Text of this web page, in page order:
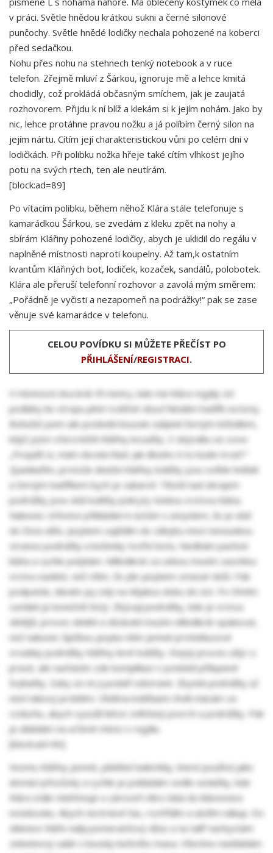
v práci. Světle hnědou krátkou sukni a černé silonové
punčochy. Světle hnědé lodičky nechala pohozené na koberci
před sedačkou.
Nohu přes nohu na stehnech tenký notebook a v ruce
telefon. Zřejmě mluví z Šárkou, ignoruje mě a lehce kmitá
chodidly, což prokládá občasným smíchem, jak je zaujatá
rozhovorem. Přijdu k ní blíž a klekám si k jejím nohám. Jako by
nic, lehce protáhne pravou nožku a já políbím černý silon na
jejím nártu. Cítím její charakteristickou vůni po celém dni v
lodičkách. Při polibku nožka hřeje také cítím vlhkost jejího
potu na svých rtech, ten ale neutírám.
[block:ad=89]
Po vítacím polibku, během něhož Klára stále telefonuje s
kamarádkou Šárkou, se zvedám z kleku zpět na nohy a
sbírám Klářiny pohozené lodičky, abych je uklidil do regálu v
naplněné místnosti naproti koupelny. Až tam,k ostatním
kvantům Klářiných bot, lodiček, kozaček, sandálů, polobotek.
Klára ale přeruší telefonní rozhovor a zavolá mým směrem:
„Pořádně je vyčisti a nezapomeň na podrážky!“ pak se zase
věnuje své kamarádce v telefonu.
CELOU POVÍDKU SI MŮŽETE PŘEČÍST PO
PŘIHLÁŠENÍ/REGISTRACI.
V místnosti dva krát tři metry, kde má Klára regály od
podlahy ke stropu plné rozličné obuví hledám hadřík na boty.
Bohužel jsem ale poslední kousek zašpinil černým leštidlem,
když jsem včera leštil Klářiny kozačky. Z obýváku se ozve:
„Pospěš si, mám docela hlad. Jak dlouho ti to bude trvat?“
Zpanikařím, protože dnešní Klářiny lodičky jsou světle hnědé
a černým hadříkem bych je zabarvil. Těsně nad okrajem
podrážky jsou obě lodičky pokryty tenkou vrstvou bláta.
Nakonec střevíce přikládám k ústům s úmyslem, že je obě
do čista olížu. Jazykem zajíždím do záhybu mezi tenounkou
stranou podrážky a koženky tvořící botu. Nedbám pachuti
bláta a rychle polykám. Několikrát za sebou musím zaschlou
vrstvu naslinit, než cítím, že jde jazykem smazat dolů. Pak
podpatek, dávám jej celý na nějakou dobu do úst. Po třetím
cumlání je konečně čistý. Zbývají podrážky, kde je vrstva
silnější, proces slinění a slízávání musím několikrát opakovat,
než nakonec špičkou jazyka cítím jemné protiskluzové
vroubky podrážky Klářiny levé lodičky. Stejný proces užiji i u
pravé, ale nacházím zde komplikaci v podobě přilepené
žvýkačky. Zuby se mi ji podaří odstranit. Zbytek podrážky už
není takový problém. Oběma lodičkami chvíli mávám ve
vzduchu, abych vysušil lehce zvlhčený povrch a podrážky. Pak
je ukládám na určené místo v regálu.
[block:ad=90]
Vezmu Klářiny jemné, plátěné balerínky, které používá jako
domácí přezůvky a rychle je pokládám vedle sedačky, kde
Klára stále telefonuje a zároveň něco ťuká do klávesnice
notebooku. Abych neztrácel čas, roztřídím a uložím nákup. Do
sklenice Kláře naliji pomerančový džus a na talíř nachystám
zeleninový salát s kousky kuřecího masa. Všechno naskládám